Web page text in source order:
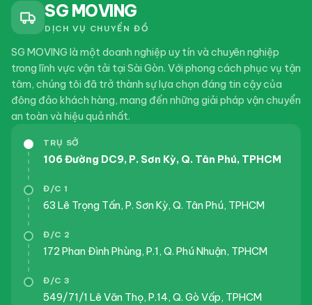
SG MOVING
DỊCH VỤ CHUYỂN ĐỒ
SG MOVING là một doanh nghiệp uy tín và chuyên nghiệp
trong lĩnh vực vận tải tại Sài Gòn. Với phong cách phục vụ tận
tâm, chúng tôi đã trở thành sự lựa chọn đáng tin cậy của
đông đảo khách hàng, mang đến những giải pháp vận chuyển
an toàn và hiệu quả nhất.
TRỤ SỞ
106 Đường DC9, P. Sơn Kỳ, Q. Tân Phú, TPHCM
Đ/C 1
63 Lê Trọng Tấn, P. Sơn Kỳ, Q. Tân Phú, TPHCM
Đ/C 2
172 Phan Đình Phùng, P.1, Q. Phú Nhuận, TPHCM
Đ/C 3
549/71/1 Lê Văn Thọ, P.14, Q. Gò Vấp, TPHCM